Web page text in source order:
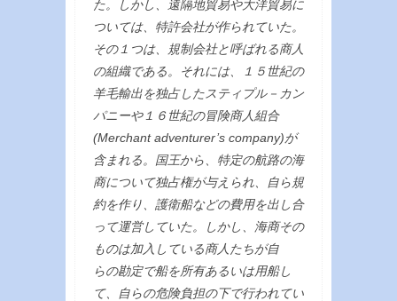
た。しかし、遠隔地貿易や大洋貿易に
ついては、特許会社が作られていた。
その１つは、規制会社と呼ばれる商人
の組織である。それには、１５世紀の
羊毛輸出を独占したスティプル－カン
パニーや１６世紀の冒険商人組合
(Merchant adventurer’s company)が
含まれる。国王から、特定の航路の海
商について独占権が与えられ、自ら規
約を作り、護衛船などの費用を出し合
って運営していた。しかし、海商その
ものは加入している商人たちが自
らの勘定で船を所有あるいは用船し
て、自らの危険負担の下で行われてい